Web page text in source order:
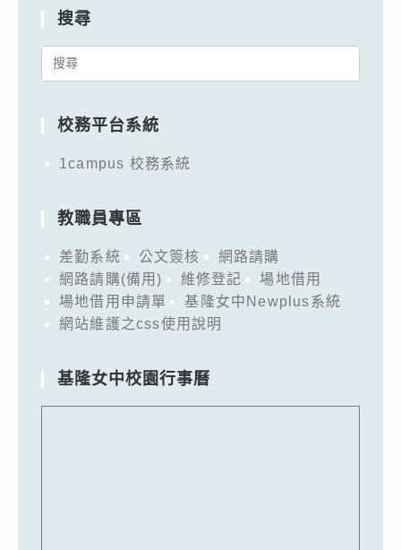
搜尋
Search
校務平台系統
1campus 校務系統
教職員專區
差勤系統 公文簽核
網路請購
網路請購(備用)
維修登記
場地借用
場地借用申請單
基隆女中Newplus系統
網站維護之css使用說明
基隆女中校園行事曆